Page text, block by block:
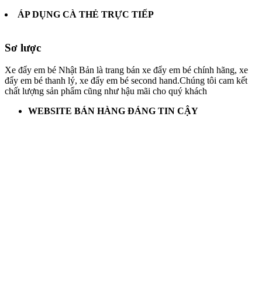
ÁP DỤNG CÀ THẺ TRỰC TIẾP
Sơ lược
Xe đẩy em bé Nhật Bản là trang bán xe đẩy em bé chính hãng, xe
đẩy em bé thanh lý, xe đẩy em bé second hand.Chúng tôi cam kết
chất lượng sản phẩm cũng như hậu mãi cho quý khách
WEBSITE BÁN HÀNG ĐÁNG TIN CẬY